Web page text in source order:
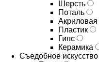
Шерсть
Поталь
Акриловая
Пластик
Гипс
Керамика
Съедобное искусство